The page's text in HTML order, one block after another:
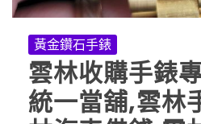
黃金鑽石手錶
雲林收購手錶
統一當舖,雲林